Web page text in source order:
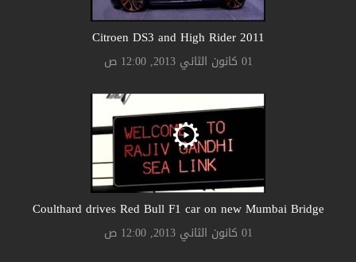
Citroen DS3 and High Rider 2011
01 كانون الثاني 2013, 12:00 ص
Coulthard drives Red Bull F1 car on new Mumbai Bridge
01 كانون الثاني 2013, 12:00 ص